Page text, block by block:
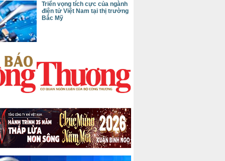
Triển vọng tích cực của ngành
điện tử Việt Nam tại thị trường
Bắc Mỹ